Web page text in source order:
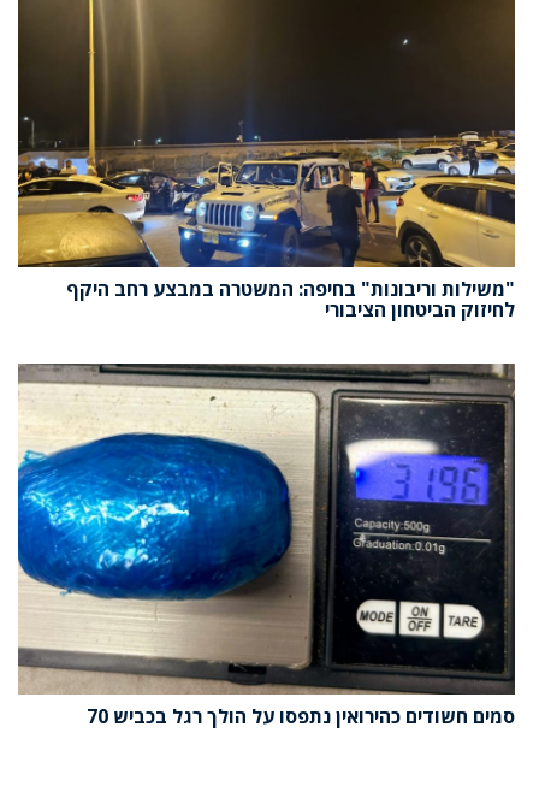
"משילות וריבונות" בחיפה: המשטרה במבצע רחב היקף
לחיזוק הביטחון הציבורי
סמים חשודים כהירואין נתפסו על הולך רגל בכביש 70